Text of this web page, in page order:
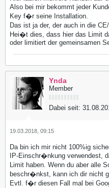
Also bei mir bekommt jeder
Key f�r seine Installation.
Das ist ja der, der auch in die
Hei�t dies, dass hier das Limit
oder limitiert der gemeinsamen
Ynda
Member
Dabei seit:
19.03.2018, 09:15
Da bin ich mir nicht 100%ig
IP-Einschr�nkung verwendest,
Limit haben. Wenn du aber alle
beschr�nkst, kann ich dir nicht
Evtl. f�r diesen Fall mal bei